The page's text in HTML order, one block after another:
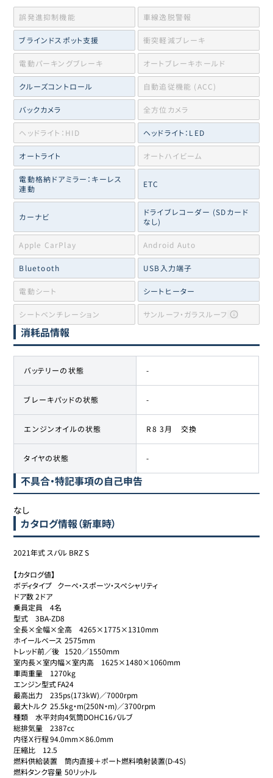
誤発進抑制機能 車線逸脱警報
ブラインドスポット支援 衝突軽減ブレーキ
電動パーキングブレーキ オートブレーキホールド
クルーズコントロール 自動追従機能 (ACC)
バックカメラ 全方位カメラ
ヘッドライト：HID ヘッドライト：LED
オートライト オートハイビーム
電動格納ドアミラー：キーレス
連動
ETC
カーナビ
ドライブレコーダー (SDカード
なし)
Apple CarPlay Android Auto
Bluetooth USB入力端子
電動シート シートヒーター
シートベンチレーション サンルーフ・ガラスルーフ
消耗品情報
バッテリーの状態 -
ブレーキパッドの状態 -
エンジンオイルの状態 R8 3月 交換
タイヤの状態 -
不具合・特記事項の自己申告
なし
カタログ情報（新車時）
2021年式 スバル BRZ S
【カタログ値】
ボディタイプ	クーペ・スポーツ・スペシャリティ
ドア数	2ドア
乗員定員	4名
型式	3BA-ZD8
全長×全幅×全高	4265×1775×1310mm
ホイールベース	2575mm
トレッド前／後	1520／1550mm
室内長×室内幅×室内高	1625×1480×1060mm
車両重量	1270kg
エンジン型式	FA24
最高出力	235ps(173kW)／7000rpm
最大トルク	25.5kg・m(250N・m)／3700rpm
種類	水平対向4気筒DOHC16バルブ
総排気量	2387cc
内径Ｘ行程	94.0mm×86.0mm
圧縮比	12.5
燃料供給装置	筒内直接＋ポート燃料噴射装置(D-4S)
燃料タンク容量	50リットル